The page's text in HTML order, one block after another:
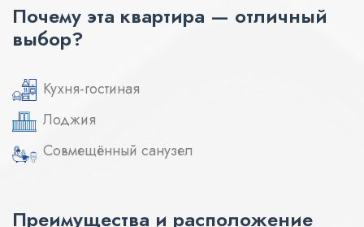
Почему эта квартира — отличный
выбор?
Кухня-гостиная
Лоджия
Совмещённый санузел
Преимущества и расположение